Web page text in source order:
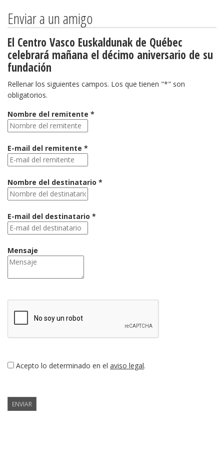
Enviar a un amigo
El Centro Vasco Euskaldunak de Québec
celebrará mañana el décimo aniversario de su
fundación
Rellenar los siguientes campos. Los que tienen "*" son
obligatorios.
Nombre del remitente *
E-mail del remitente *
Nombre del destinatario *
E-mail del destinatario *
Mensaje
Acepto lo determinado en el aviso legal.
ENVIAR